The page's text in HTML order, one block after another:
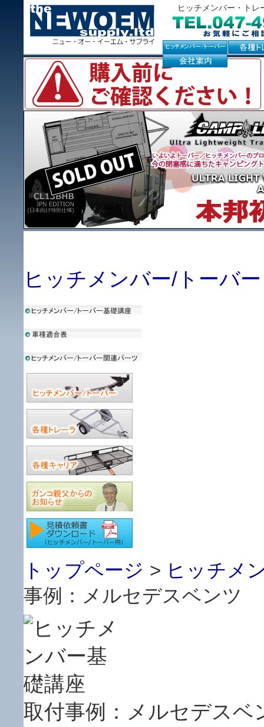
ヒッチメンバー・ト
ヒッチメンバー/トーバー
トップページ > ヒッチメ
事例：メルセデスベンツ
取付事例：メルセデス